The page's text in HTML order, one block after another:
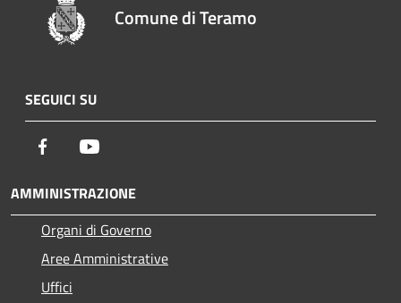
Comune di Teramo
SEGUICI SU
Facebook
AMMINISTRAZIONE
Organi di Governo
Aree Amministrative
Uffici